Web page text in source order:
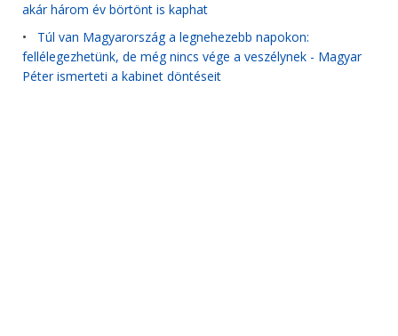
akár három év börtönt is kaphat
• Túl van Magyarország a legnehezebb napokon:
fellélegezhetünk, de még nincs vége a veszélynek - Magyar
Péter ismerteti a kabinet döntéseit